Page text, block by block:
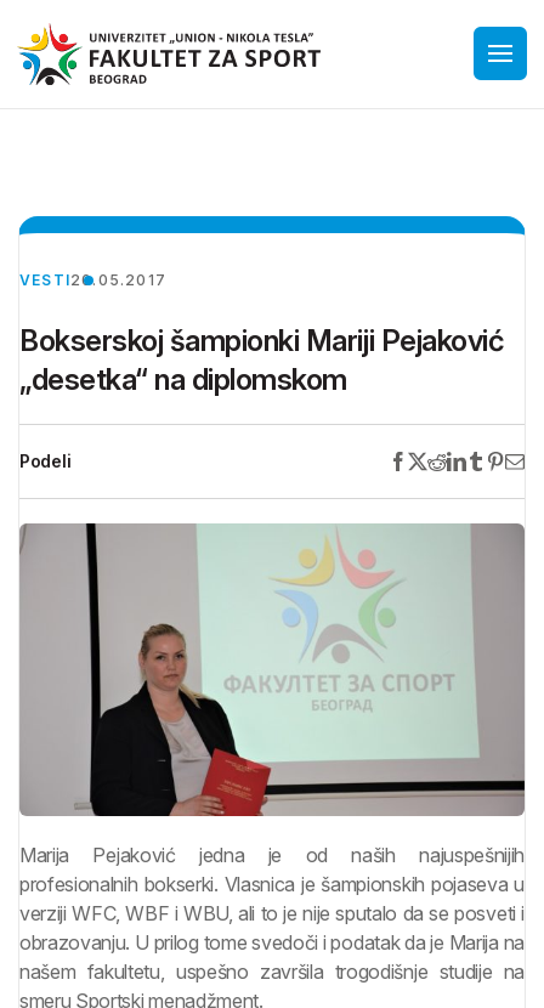
VESTI20.05.2017
Bokserskoj šampionki Mariji Pejaković
„desetka“ na diplomskom
Podeli
Marija Pejaković jedna je od naših najuspešnijih
profesionalnih bokserki. Vlasnica je šampionskih pojaseva u
verziji WFC, WBF i WBU, ali to je nije sputalo da se posveti i
obrazovanju. U prilog tome svedoči i podatak da je Marija na
našem fakultetu, uspešno završila trogodišnje studije na
smeru Sportski menadžment.